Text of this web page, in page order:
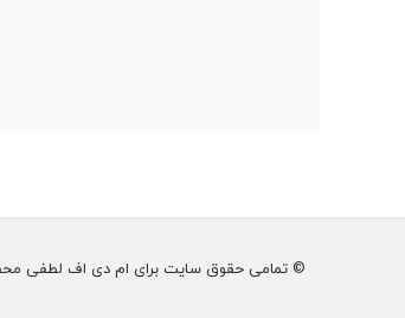
© تمامی حقوق سایت برای ام دی اف لطفی